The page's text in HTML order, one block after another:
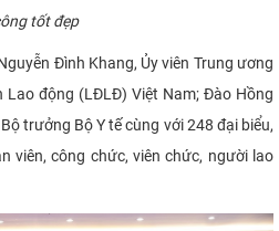
tốt đẹp
Đình Khang, Ủy viên Trung ương
Lao động (LĐLĐ) Việt Nam; Đào Hồng
trưởng Bộ Y tế cùng với 248 đại biểu,
viên, công chức, viên chức, người lao